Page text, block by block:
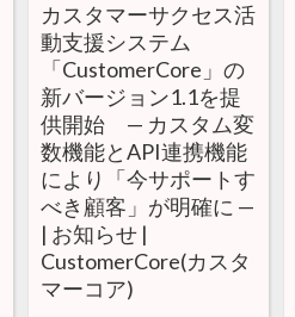
カスタマーサクセス活
動支援システム
「CustomerCore」の
新バージョン1.1を提
供開始 — カスタム変
数機能とAPI連携機能
により「今サポートす
べき顧客」が明確に —
| お知らせ |
CustomerCore(カスタ
マーコア)